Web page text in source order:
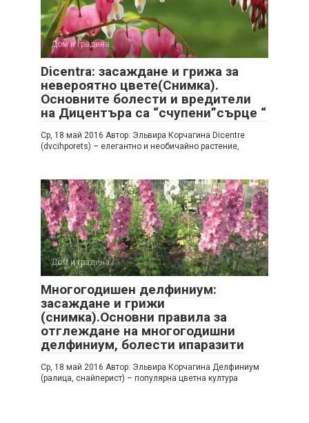
Дом и градина
Dicentra: засаждане и грижа за
невероятно цвете(Снимка).
Основните болести и вредители
на Дицентъра са “счупени”сърце “
Ср, 18 май 2016 Автор: Эльвира Корчагина Dicentre
(dvcihporets) – елегантно и необичайно растение,
Дом и градина
Многогодишен делфиниум:
засаждане и грижи
(снимка).Основни правила за
отглеждане на многогодишни
делфиниум, болести ипаразити
Ср, 18 май 2016 Автор: Эльвира Корчагина Делфиниум
(ралица, снайперист) – популярна цветна култура